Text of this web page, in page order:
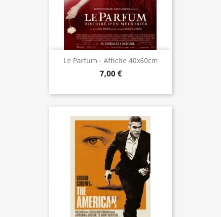
Le Parfum - Affiche 40x60cm
7,00 €